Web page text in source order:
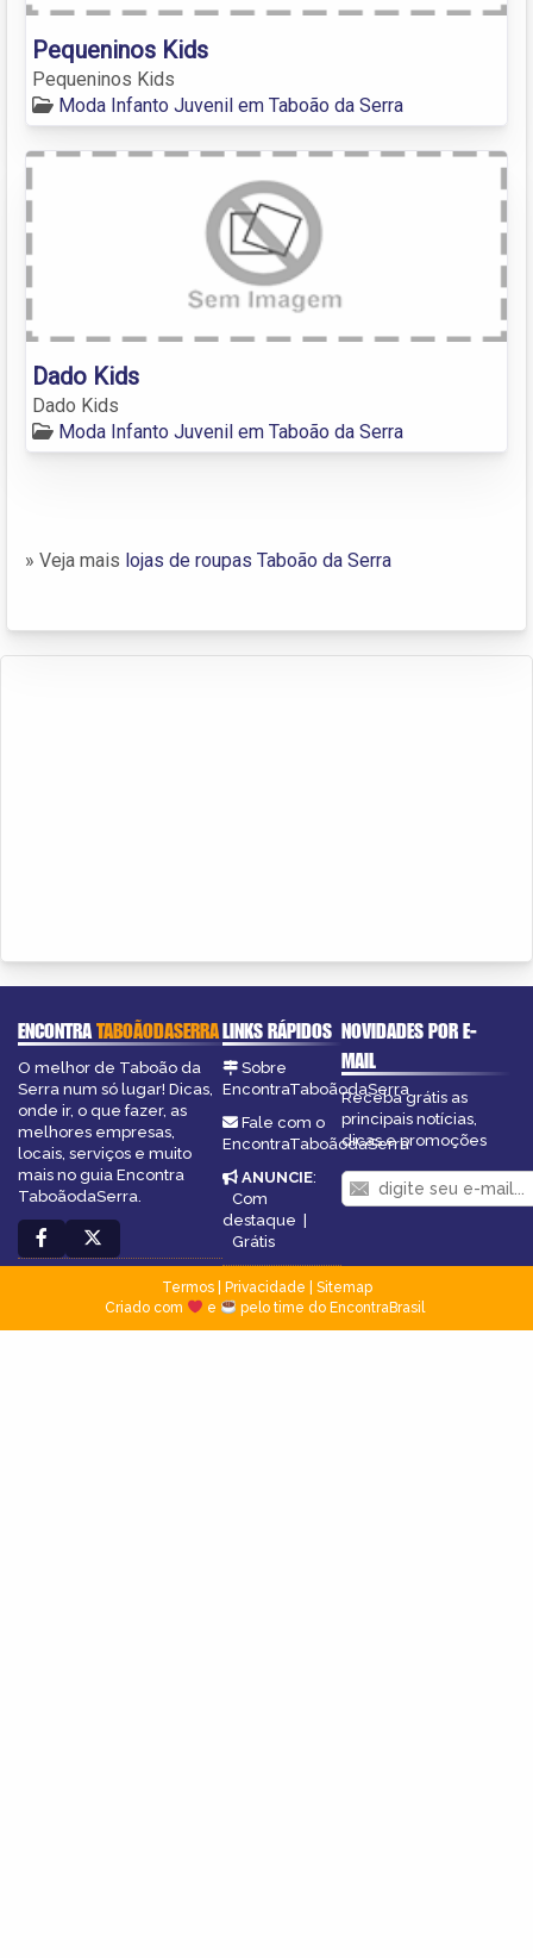
Pequeninos Kids
Pequeninos Kids
Moda Infanto Juvenil em Taboão da Serra
Dado Kids
Dado Kids
Moda Infanto Juvenil em Taboão da Serra
» Veja mais lojas de roupas Taboão da Serra
ENCONTRATABOÃODASERRA
O melhor de Taboão da
Serra num só lugar! Dicas,
onde ir, o que fazer, as
melhores empresas,
locais, serviços e muito
mais no guia Encontra
TaboãodaSerra.
LINKS RÁPIDOS
Sobre
EncontraTaboãodaSerra
Fale com o
EncontraTaboãodaSerra
ANUNCIE:
Com
destaque |
Grátis
NOVIDADES POR E-
MAIL
Receba grátis as
principais notícias,
dicas e promoções
Termos| Privacidade
Sitemap
Criado com
e pelo time do EncontraBrasil